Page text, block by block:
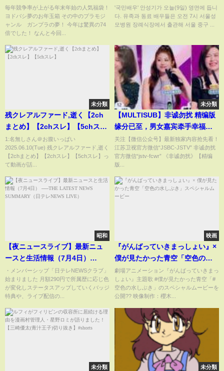
箱「ガンプラの夢」【福袋開
封】
毎年競争率が上がる年末年始の人気福袋！
ヨドバシ夢のお年玉箱 その中のプラモジ
ャンル ガンプラの夢！ 今年は驚異の74
倍でした！ なんと今回...
웅 [현장영상]
'국민배우' 안성기가 오늘(9일) 영면에 듭니
다. 유족과 동료 배우들은 오전 7시 서울성
모병원 장례식장에서 출관해 서울 중구 ...
未分類
残クレアルファード,逝く【2ch
まとめ】【2chスレ】【5chス
レ】
1:名無しさん＠お腹いっぱい
2025.06.10(Tue) 残クレアルファード,逝く
【2chまとめ】【2chスレ】【5chスレ】っ
て動画が話...
未分類
【MULTISUB】非诚勿扰 精编版
缘分已至，男女嘉宾牵手幸福离
场 20260511
关注【微信公众号】最新独家内容抢先看！
江苏卫视官方微信“JSBC-JSTV” 非诚勿扰
官方微信“jstv-fcwr” 《非诚勿扰》【精编
版...
昭和
【夜ニュースライブ】最新ニュ
ースと生活情報（7月4日）
──THE LATEST NEWS
SUMMARY（日テレNEWS
LIVE）
・メンバーシップ「日テレNEWSクラブ」
始まりました 月額290円で所属歴に応じ色
が変化しステータスアップしていくバッジ
特典や、ライブ配信の...
映画
『がんばっていきまっしょい』×
僕が見たかった青空「空色の水
しぶき」スペシャルムービー
劇場アニメーション『がんばっていきまっ
しょい』主題歌 #僕が見たかった青空「#
空色の水しぶき」のスペシャルムービーを
公開?? 映像制作：櫻木...
未分類 未分類